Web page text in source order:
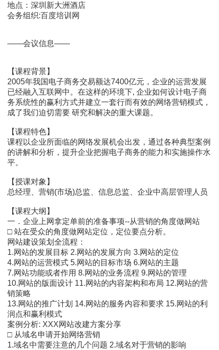
地点：深圳新大洲酒店
会务组织:百度培训网
――会议信息――
【课程背景】
2005年我国电子商务交易额达7400亿元，企业的运营发展
已经融入互联网中。在这样的环境下, 企业如何设计电子商
务系统性的赢利方式并建立一套行而有效的网络营销模式，
成了我们迫切需要 研究和解决的重大课题。
【课程特色】
课程以企业所面临的网络发展机会出发，通过各种典型案例
的讲解和分析，提升企业把握电子商务的能力和实施操作水
平。
【授课对象】
总经理、营销(市场)总监、信息总监、企业中高层管理人员
【课程大纲】
一．企业上网拿定单前的准备事项--从营销的角度做网站
□ 站在受众的角度做网站定位，定位要点分析。
网站建设策划全流程：
1.网站的发展目标 2.网站的发展方向 3.网站的定位
4.网站的运营模式 5.网站的目标市场 6.网站的主题
7.网站功能或者作用 8.网站的业务流程 9.网站的管理
10.网站的版面设计 11.网站的内容架构和布局 12.网站的营
销策略
13.网站的推广计划 14.网站的服务内容和要求 15.网站的利
润点和赢利模式
案例分析: XXX网站改建方案分享
□ 从域名申请开始网络营销
1.域名中需要注意的几个问题 2.域名对于营销的影响